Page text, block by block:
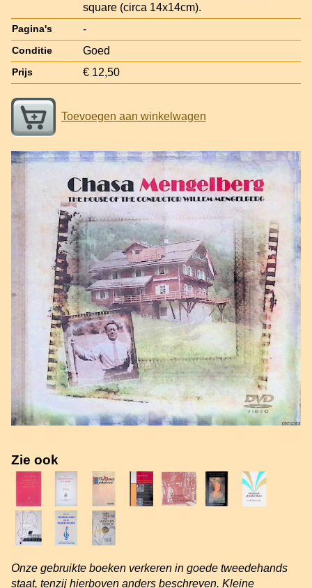
square (circa 14x14cm).
Pagina's -
Conditie Goed
Prijs € 12,50
Toevoegen aan winkelwagen
Zie ook
Onze gebruikte boeken verkeren in goede tweedehands
staat, tenzij hierboven anders beschreven. Kleine